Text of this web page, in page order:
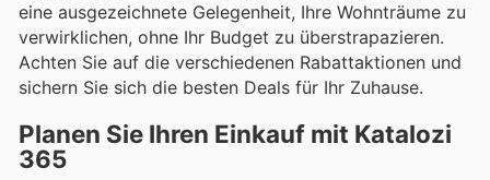
eine ausgezeichnete Gelegenheit, Ihre Wohnträume zu
verwirklichen, ohne Ihr Budget zu überstrapazieren.
Achten Sie auf die verschiedenen Rabattaktionen und
sichern Sie sich die besten Deals für Ihr Zuhause.
Planen Sie Ihren Einkauf mit Katalozi
365